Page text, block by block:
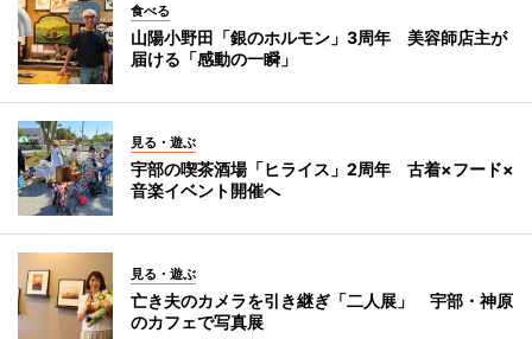
食べる
山陽小野田「銀のホルモン」3周年 美容師店主が
届ける「感動の一瞬」
見る・遊ぶ
宇部の喫茶酒場「ヒライス」2周年 古着×フード×
音楽イベント開催へ
見る・遊ぶ
亡き夫のカメラを引き継ぎ「二人展」 宇部・神原
のカフェで写真展